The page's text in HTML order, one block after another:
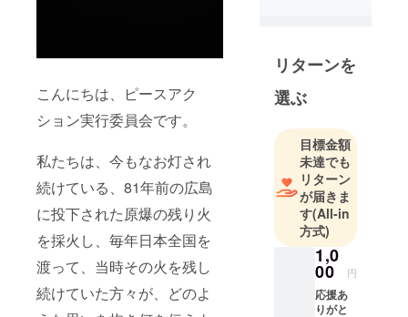
こんにちは、ピースアク
ション実行委員会です。
私たちは、今もなお灯され
続けている、81年前の広島
に投下された原爆の残り火
を採火し、毎年日本全国を
渡って、当時その火を残し
続けていた方々が、どのよ
リターンを
選ぶ
目標金額
未達でも
リターン
が届きま
す(All-in
方式)
1,0
00 円
応援あ
りがと